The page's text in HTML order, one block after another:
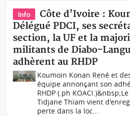
Info
Côte d'Ivoire :
Délégué PDCI, ses
section, la UF et la
militants de Diabo-
adhèrent au RHDP
Koumoin Konan René et
équipe annonçant son
RHDP (.ph
Tidjane Thiam vient
perte dans la loc...